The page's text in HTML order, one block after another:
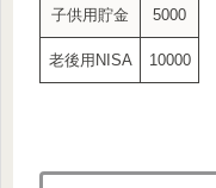
子供用貯金 5000
老後用NISA 10000